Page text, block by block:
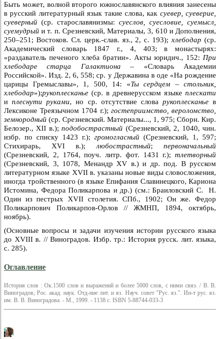
Быть может, волной второго южнославянского влияния занесены
в русский литературный язык такие слова, как суевер, суеверие,
суеверный (ср. старославянизмы: суеслов, суесловие, суемысл,
суемудрый и т. п. Срезневский, Материалы, 3, 610 и Дополнения,
250–251; Востоков. Сл. церк.-слав. яз., 2, с. 193);хлебодар (ср.
Академический словарь 1847 г., 4, 403; в монастырях:
«раздаватель печеного хлеба братии». Акты юридич., 152: При
хлебодаре старца Галактиона – «Словарь Академии
Российской». Изд. 2, 6, 558; ср. у Державина в оде «На рождение
царицы Гремыславы», 1, 500, 14: «Ты сердцем – стольник,
хлебодар»);рукоплесканье (ср. в древнерусском языке плескати
иплеснути руками, но ср. отсутствие слова рукоплесканьев
Лексиконе Треязычном 1704 г.); гостеприимство, вероломство,
земнородный (ср. Срезневский. Материалы..., 1, 975; Сборн. Кир.
Белозер., XII в.);подобострастный (Срезневский, 2, 1040, чин.
избр. по списку 1423 г.); громогласный (Срезневский, 1, 597;
Стихирарь, XVI в.);любострастный; первоначальный
(Срезневский, 2, 1764, поуч. литр. фот. 1431 г.); тлетворный
(Срезневский, 3, 1078, Менандр XV в.) и др. под. В русском
литературном языке XVII в. указаны новые виды словосложения,
иногда тройственного (в языке Епифания Славинецкого, Кариона
Истомина, Федора Поликарпова и др.) (см.: Браиловский С. Н.
Один из пестрых XVII столетия. СПб., 1902; Он же. Федор
Поликарпович Поликарпов-Орлов // ЖМНП, 1894, октябрь,
ноябрь).
(Основные вопросы и задачи изучения истории русского языка
до XVIII в. // Виноградов. Избр. тр.: История русск. лит. языка,
с. 285).
Оглавление
История слов : Ок.1500 слов и выражений и более 5000 слов, с ними связ. / В. В.
Виноградов; Рос. акад. наук. Отд-ние лит. и яз. Науч. совет "Рус. яз.". Ин-т рус. яз.
им. В. В. Виноградова. - М., 1999. - 1138 с. ISBN 5-88744-033-3